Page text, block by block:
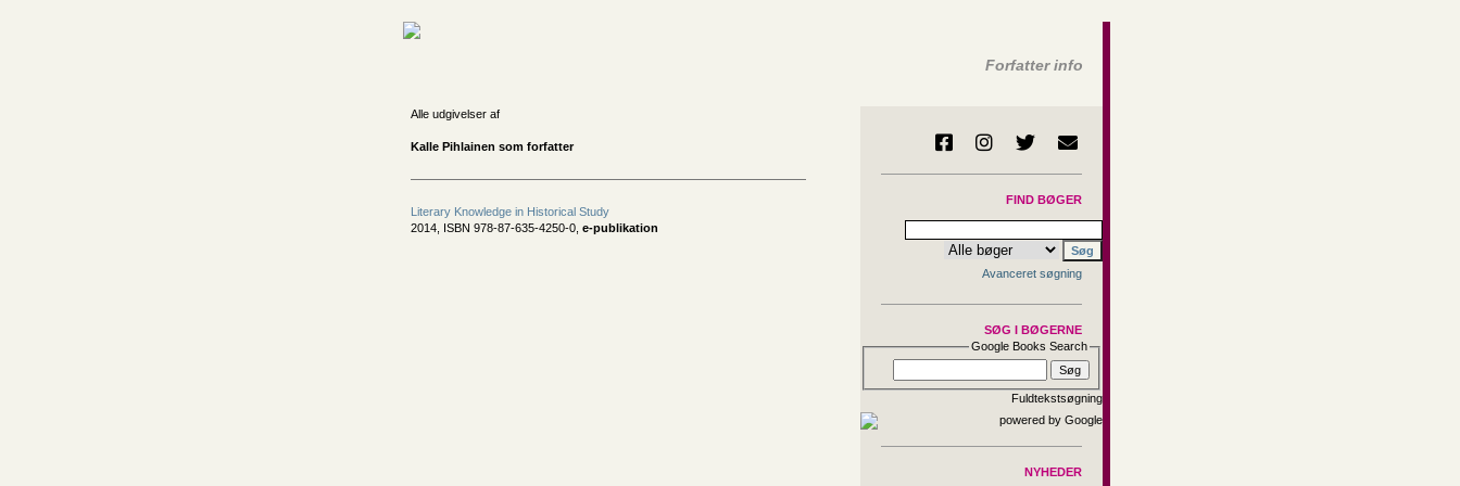
Forfatter info
Alle udgivelser af
Kalle Pihlainen som forfatter
Literary Knowledge in Historical Study
2014, ISBN 978-87-635-4250-0, e-publikation
FIND BØGER
Avanceret søgning
SØG I BØGERNE
Google Books Search
Fuldtekstsøgning
NYHEDER